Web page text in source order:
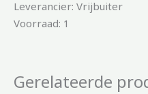
Leverancier: Vrijbuiter
Voorraad: 1
Gerelateerde